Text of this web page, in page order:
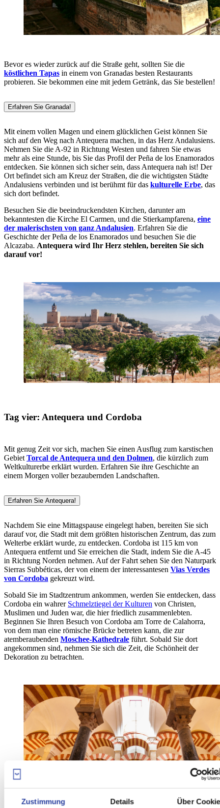
Zustimmung Details Über
Bevor es wieder zurück auf die Straße geht, sollten Sie die
köstlichen Tapas in einem von Granadas besten Restaurants
probieren. Sie bekommen eine mit jedem Getränk, das Sie bestellen!
Erfahren Sie Granada!
Mit einem vollen Magen und einem glücklichen Geist können Sie
sich auf den Weg nach Antequera machen, in das Herz Andalusiens.
Nehmen Sie die A-92 in Richtung Westen und fahren Sie etwas
mehr als eine Stunde, bis Sie das Profil der Peña de los Enamorados
entdecken. Sie können sich sicher sein, dass Antequera nah ist! Der
Ort befindet sich am Kreuz der Straßen, die die wichtigsten Städte
Andalusiens verbinden und ist berühmt für das kulturelle Erbe, das
sich dort befindet.
Besuchen Sie die beeindruckendsten Kirchen, darunter am
bekanntesten die Kirche El Carmen, und die Stierkampfarena, eine
der malerischsten von ganz Andalusien. Erfahren Sie die
Geschichte der Peña de los Enamorados und besuchen Sie die
Alcazaba. Antequera wird Ihr Herz stehlen, bereiten Sie sich
darauf vor!
Tag vier: Antequera und Cordoba
Mit genug Zeit vor sich, machen Sie einen Ausflug zum karstischen
Gebiet Torcal de Antequera und den Dolmen, die kürzlich zum
Weltkulturerbe erklärt wurden. Erfahren Sie ihre Geschichte an
einem Morgen voller bezaubernden Landschaften.
Erfahren Sie Antequera!
Nachdem Sie eine Mittagspause eingelegt haben, bereiten Sie sich
darauf vor, die Stadt mit dem größten historischen Zentrum, das zum
Welterbe erklärt wurde, zu entdecken. Cordoba ist 115 km von
Antequera entfernt und Sie erreichen die Stadt, indem Sie die A-45
in Richtung Norden nehmen. Auf der Fahrt sehen Sie den Naturpark
Sierras Subbéticas, der von einem der interessantesen Vias Verdes
von Cordoba gekreuzt wird.
Sobald Sie im Stadtzentrum ankommen, werden Sie entdecken, dass
Cordoba ein wahrer Schmelztiegel der Kulturen von Christen,
Muslimen und Juden war, die hier friedlich zusammenlebten.
Beginnen Sie Ihren Besuch von Cordoba am Torre de Calahorra,
von dem man eine römische Brücke betreten kann, die zur
atemberaubenden Moschee-Kathedrale führt. Sobald Sie dort
angekommen sind, nehmen Sie sich die Zeit, die Schönheit der
Dekoration zu betrachten.